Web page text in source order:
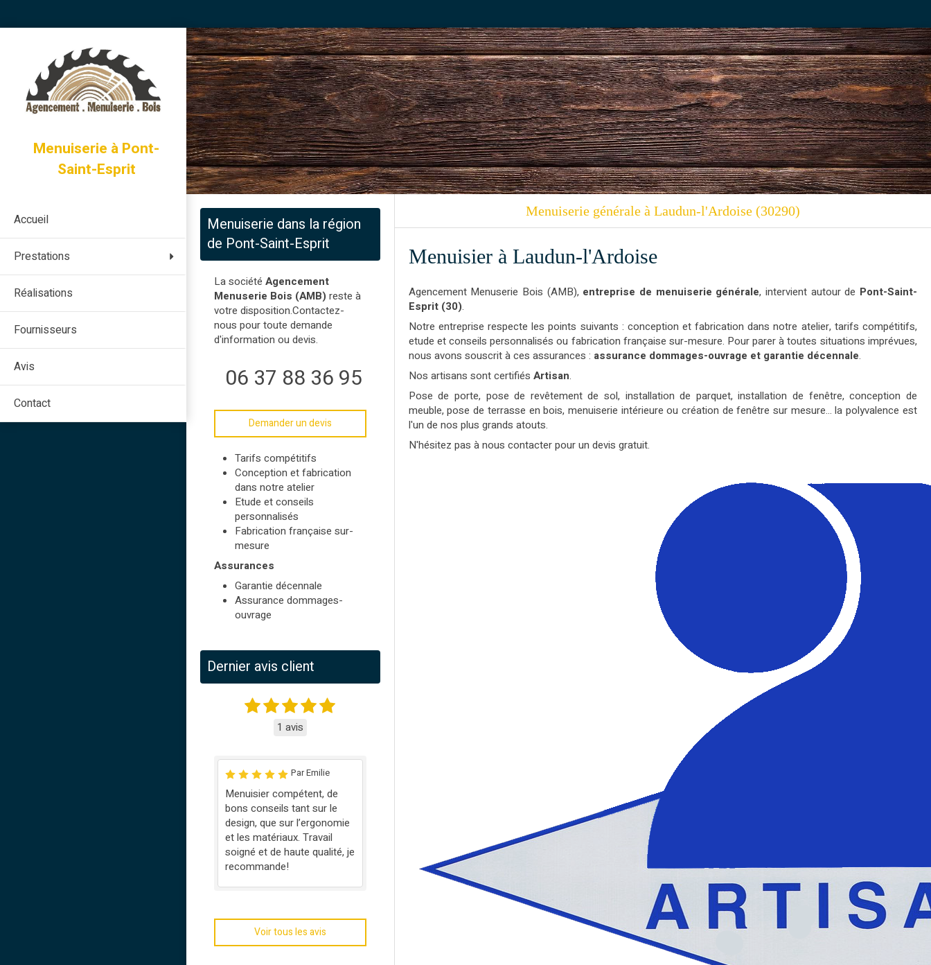
Menuiserie à Pont-
Saint-Esprit
Accueil
Prestations
Réalisations
Fournisseurs
Avis
Contact
Menuiserie générale à Laudun-l'Ardoise (30290)
Menuisier à Laudun-l'Ardoise
Agencement Menuserie Bois (AMB), entreprise de menuiserie générale, intervient autour de Pont-Saint-
Esprit (30).
Notre entreprise respecte les points suivants : conception et fabrication dans notre atelier, tarifs compétitifs,
etude et conseils personnalisés ou fabrication française sur-mesure. Pour parer à toutes situations imprévues,
nous avons souscrit à ces assurances : assurance dommages-ouvrage et garantie décennale.
Nos artisans sont certifiés Artisan.
Pose de porte, pose de revêtement de sol, installation de parquet, installation de fenêtre, conception de
meuble, pose de terrasse en bois, menuiserie intérieure ou création de fenêtre sur mesure... la polyvalence est
l'un de nos plus grands atouts.
N'hésitez pas à nous contacter pour un devis gratuit.
Menuiserie dans la région
de Pont-Saint-Esprit
La société Agencement
Menuserie Bois (AMB) reste à
votre disposition.Contactez-
nous pour toute demande
d'information ou devis.
06 37 88 36 95
Demander un devis
Tarifs compétitifs
Conception et fabrication
dans notre atelier
Etude et conseils
personnalisés
Fabrication française sur-
mesure
Assurances
Garantie décennale
Assurance dommages-
ouvrage
Dernier avis client
1 avis
Par Emilie
Menuisier compétent, de
bons conseils tant sur le
design, que sur l’ergonomie
et les matériaux. Travail
soigné et de haute qualité, je
recommande!
Voir tous les avis